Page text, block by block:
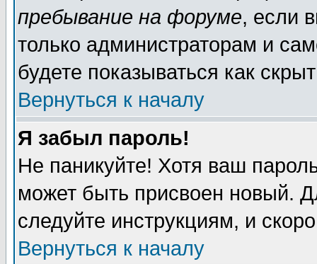
пребывание на форуме, если
только администраторам и
будете показываться как
Вернуться к началу
Я забыл пароль!
Не паникуйте! Хотя ваш
может быть присвоен новый.
следуйте инструкциям, и
Вернуться к началу